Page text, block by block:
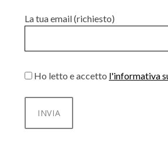
La tua email (richiesto)
Ho letto e accetto l'informativa